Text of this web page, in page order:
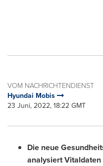
VOM NACHRICHTENDIENST
Hyundai Mobis
23 Juni, 2022, 18:22 GMT
Die neue
analysiert